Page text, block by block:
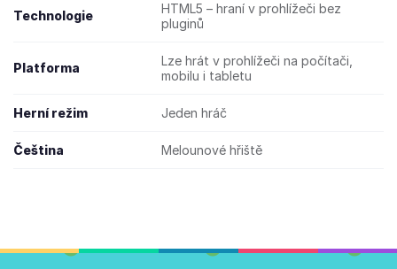
Technologie
HTML5 – hraní v prohlížeči bez
pluginů
Platforma
Lze hrát v prohlížeči na počítači,
mobilu i tabletu
Herní režim Jeden hráč
Čeština Melounové hřiště